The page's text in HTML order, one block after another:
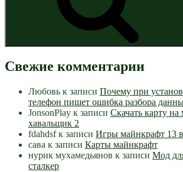
Свежие комментарии
Любовь к записи Почему при
телефон пишет ошибка разбора
JonsonPlay к записи Скачать карту
хавальщик 2
fdahdsfк записи Игры майнкрафт 13
сава к записи Карты майнкрафт
нурик мухамедьянов к записи Мод
сталкер